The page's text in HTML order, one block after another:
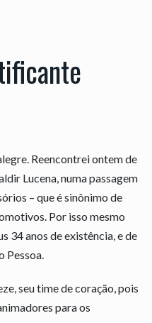
Reencontrei ontem de
Lucena, numa passagem
– que é sinônimo de
Por isso mesmo
34 anos de existência, e de
Pessoa.
seu time de coração, pois
para os